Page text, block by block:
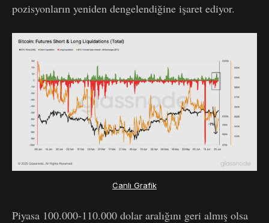
pozisyonların yeniden dengelendiğine işaret ediyor.
Canlı Grafik
Piyasa 100.000-110.000 dolar aralığını geri almış olsa